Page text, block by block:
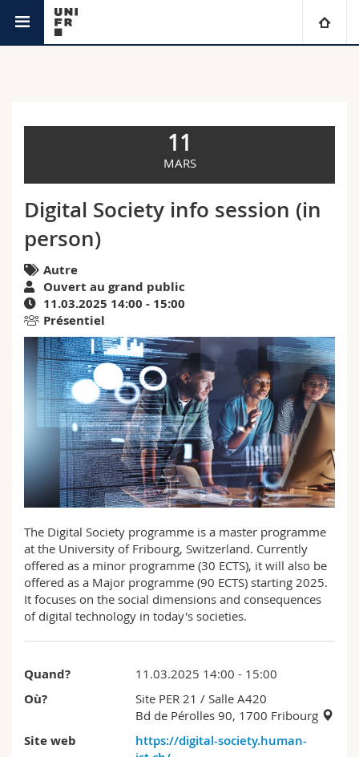
Université
Formation continue
Sciences économiques et sociales et management
Lettres et sciences humaines
Sciences de l'éducation et de la formation
Sciences et médecine
Interfacultaire
Etudiants
Médias
Chercheurs
Collaborateurs
Doctorants
Ressources
Annuaire du personnel
Plan d'accès
Bibliothèques
Webmail
Programme des cours
MyUnifr
11
MARS
Digital Society info session (in
person)
Autre
Ouvert au grand public
11.03.2025 14:00 - 15:00
Présentiel
The Digital Society programme is a master programme
at the University of Fribourg, Switzerland. Currently
offered as a minor programme (30 ECTS), it will also be
offered as a Major programme (90 ECTS) starting 2025.
It focuses on the social dimensions and consequences
of digital technology in today's societies.
Quand? 11.03.2025 14:00 - 15:00
Où? Site PER 21 / Salle A420
Bd de Pérolles 90, 1700 Fribourg
Site web
https://digital-society.human-